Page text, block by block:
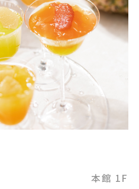
本館 1F